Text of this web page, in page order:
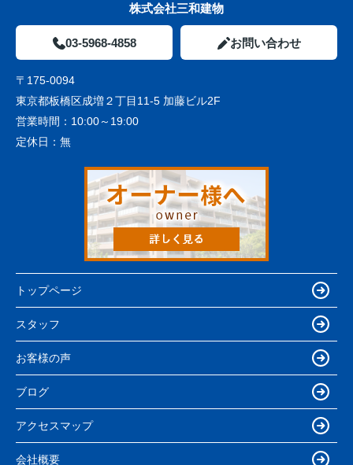
株式会社三和建物
03-5968-4858 お問い合わせ
〒175-0094
東京都板橋区成増２丁目11-5 加藤ビル2F
営業時間： 10:00～19:00
定休日： 無
トップページ
スタッフ
お客様の声
ブログ
アクセスマップ
会社概要